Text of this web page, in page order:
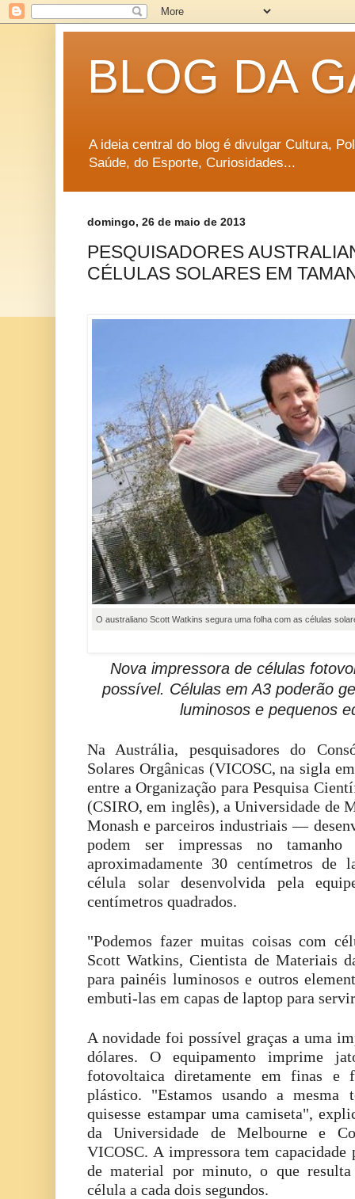
BLOG DA
A ideia central do blog é divulgar Cultura,
Saúde, do Esporte, Curiosidades...
domingo, 26 de maio de 2013
PESQUISADORES
CÉLULAS SOLARES EM
O australiano Scott Watkins segura uma folha com as células
Nova impressora de células
possível. Células em A3 poderão
luminosos e pequenos
Na Austrália, pesquisadores do
Solares Orgânicas (VICOSC, na sigla
entre a Organização para Pesquisa
(CSIRO, em inglês), a Universidade de
Monash e parceiros industriais —
podem ser impressas no
aproximadamente 30 centímetros de
célula solar desenvolvida pela
centímetros quadrados.
"Podemos fazer muitas coisas com
Scott Watkins, Cientista de Materiais
para painéis luminosos e outros
embuti-las em capas de laptop para
A novidade foi possível graças a uma
dólares. O equipamento imprime
fotovoltaica diretamente em finas e
plástico. "Estamos usando a mesma
quisesse estampar uma camiseta",
da Universidade de Melbourne e
VICOSC. A impressora tem
de material por minuto, o que resulta
célula a cada dois segundos.